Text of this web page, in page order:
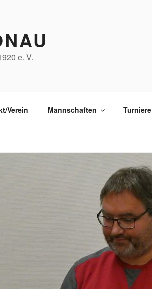
e. V.
Verein Mannschaften Turniere